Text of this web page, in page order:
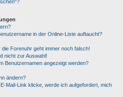
in der Online-Liste auftaucht?
Forenuhr geht immer noch falsch!
nicht zur Auswahl!
Benutzernamen angezeigt werden?
ändern?
Mail-Link klicke, werde ich aufgefordert, mich